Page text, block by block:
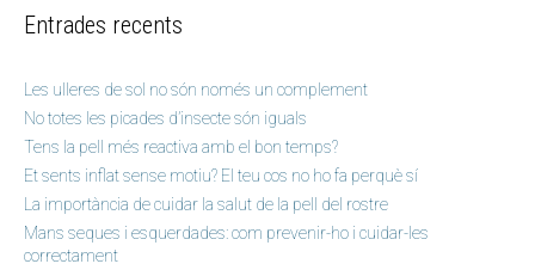
Entrades recents
Les ulleres de sol no són només un complement
No totes les picades d’insecte són iguals
Tens la pell més reactiva amb el bon temps?
Et sents inflat sense motiu? El teu cos no ho fa perquè sí
La importància de cuidar la salut de la pell del rostre
Mans seques i esquerdades: com prevenir-ho i cuidar-les
correctament